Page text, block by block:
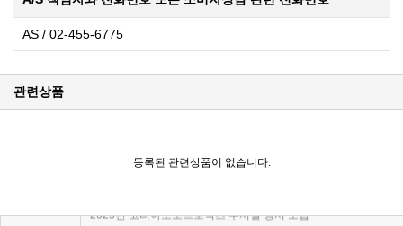
AS / 02-455-6775
관련상품
등록된 관련상품이 없습니다.
KPP 쇼룸 강의장 무료 대관